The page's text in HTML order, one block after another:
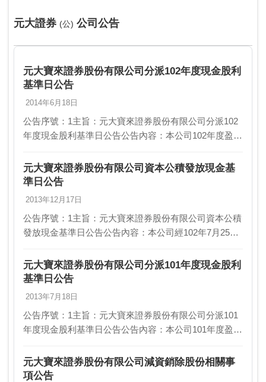
元大證券 (公) 公司公告
元大寶來證券股份有限公司分派102年度現金股利
基準日公告
2014年6月18日
公告序號：1主旨：元大寶來證券股份有限公司分派102
年度現金股利基準日公告公告內容：本公司102年度盈餘
法第一二八條之一及金融控股公司法第十五…
元大寶來證券股份有限公司資本公積發放現金基
準日公告
2013年12月17日
公告序號：1主旨：元大寶來證券股份有限公司資本公積
發放現金基準日公告公告內容：本公司經102年7月25日
股公司法第十五條第一項規定，股東會職權由董事…
元大寶來證券股份有限公司分派101年度現金股利
基準日公告
2013年7月18日
公告序號：1主旨：元大寶來證券股份有限公司分派101
年度現金股利基準日公告公告內容：本公司101年度盈餘
司法第一二八條之一及金融控股公司法第十…
元大寶來證券股份有限公司減資銷除股份相關事
項公告